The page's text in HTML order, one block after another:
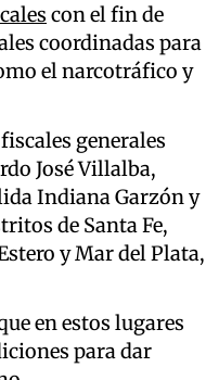
con el fin de
coordinadas para
el narcotráfico y
generales
José Villalba,
Indiana Garzón y
de Santa Fe,
y Mar del Plata,
en estos lugares
para dar